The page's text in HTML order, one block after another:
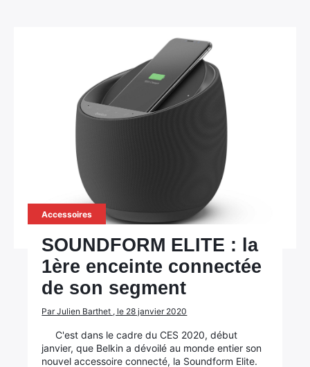
Accessoires
SOUNDFORM ELITE : la
1ère enceinte connectée
de son segment
Par Julien Barthet , le 28 janvier 2020
C'est dans le cadre du CES 2020, début
janvier, que Belkin a dévoilé au monde entier son
nouvel accessoire connecté, la Soundform Elite.